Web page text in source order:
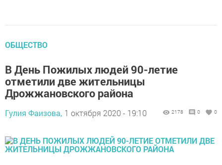
ОБЩЕСТВО
В День Пожилых людей 90-летие
отметили две жительницы
Дрожжановского района
Гулия Фаизова, 1 октября 2020 - 19:10 2178 0 0